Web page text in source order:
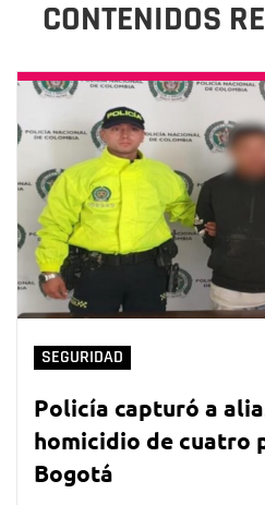
CONTENIDOS
SEGURIDAD
Policía capturó a
homicidio de cuatro
Bogotá